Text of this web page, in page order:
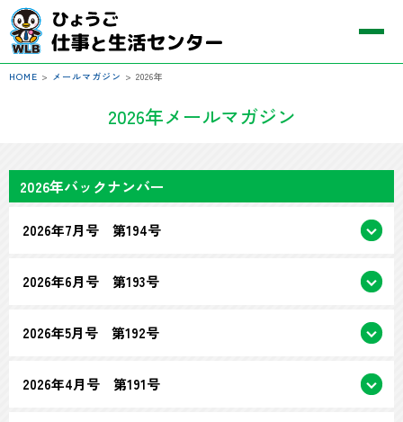
HOME > メールマガジン > 2026年
2026年メールマガジン
2026年バックナンバー
2026年7月号 第194号
2026年6月号 第193号
2026年5月号 第192号
2026年4月号 第191号